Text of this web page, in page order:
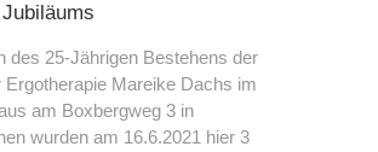
des 25-Jährigen Bestehens der
Ergotherapie Mareike Dachs im
am Boxbergweg 3 in
wurden am 16.6.2021 hier 3